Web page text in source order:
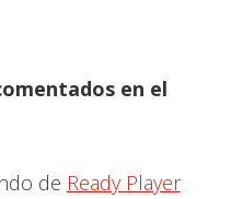
en el
de Ready Player